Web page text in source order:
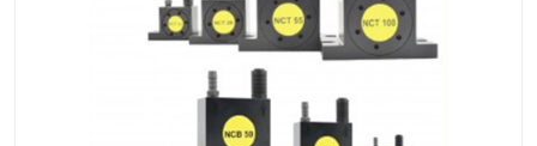
三菱离合器
DAYTON
carlson制动器